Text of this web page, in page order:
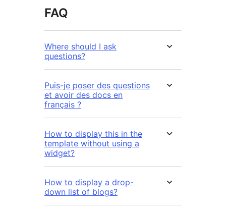
FAQ
Where should I ask
questions?
Puis-je poser des questions
et avoir des docs en
français ?
How to display this in the
template without using a
widget?
How to display a drop-
down list of blogs?